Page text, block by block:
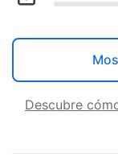
Descubre